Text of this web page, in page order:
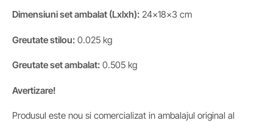
Dimensiuniset ambalat (Lxlxh): 24x18x3 cm
Greutate stilou: 0.025 kg
Greutate set ambalat: 0.505 kg
Avertizare!
Produsul este nou si comercializat in ambalajul original al